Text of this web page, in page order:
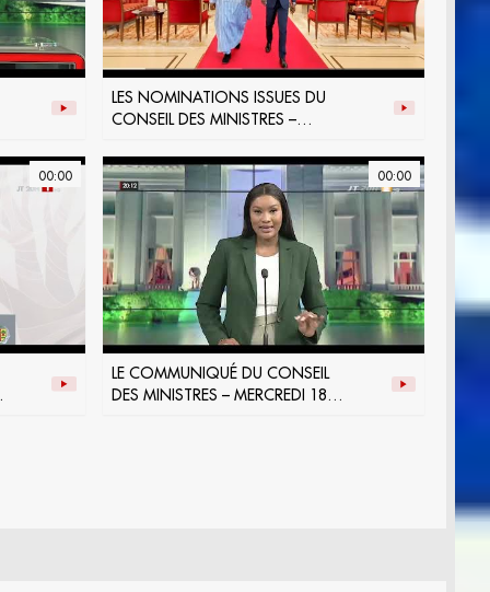
LES NOMINATIONS ISSUES DU
CONSEIL DES MINISTRES –
00:00 00:00
LE COMMUNIQUÉ DU CONSEIL
DES MINISTRES – MERCREDI 18